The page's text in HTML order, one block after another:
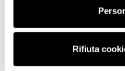
Rifiuta